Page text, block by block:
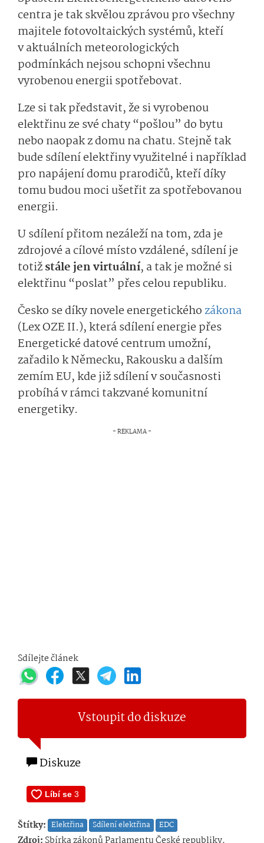
centra je tak skvělou zprávou pro všechny
majitele fotovoltaických systémů, kteří
v aktuálních meteorologických
podmínkách nejsou schopni všechnu
vyrobenou energii spotřebovat.
Lze si tak představit, že si vyrobenou
elektřinu ze své chaty “pošlou” do bytu
nebo naopak z domu na chatu. Stejně tak
bude sdílení elektřiny využitelné i například
pro napájení domu prarodičů, kteří díky
tomu budou moci ušetřit za spotřebovanou
energii.
U sdílení přitom nezáleží na tom, zda je
zdrojové a cílové místo vzdálené, sdílení je
totižstále jen virtuální, a tak je možné si
elektřinu “poslat” přes celou republiku.
Česko se díky novele energetického zákona
(Lex OZE II.), která sdílení energie přes
Energetické datové centrum umožní,
zařadilo k Německu, Rakousku a dalším
zemím EU, kde již sdílení v současnosti
probíhá v rámci takzvané komunitní
energetiky.
Sdílejte článek
Vstoupit do diskuze
Diskuze
Štítky: Elektřina Sdílení elektřina EDC